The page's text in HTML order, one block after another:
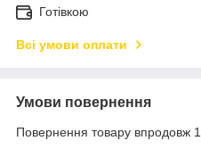
Готівкою
Всі умови оплати
Умови повернення
Повернення товару впродовж